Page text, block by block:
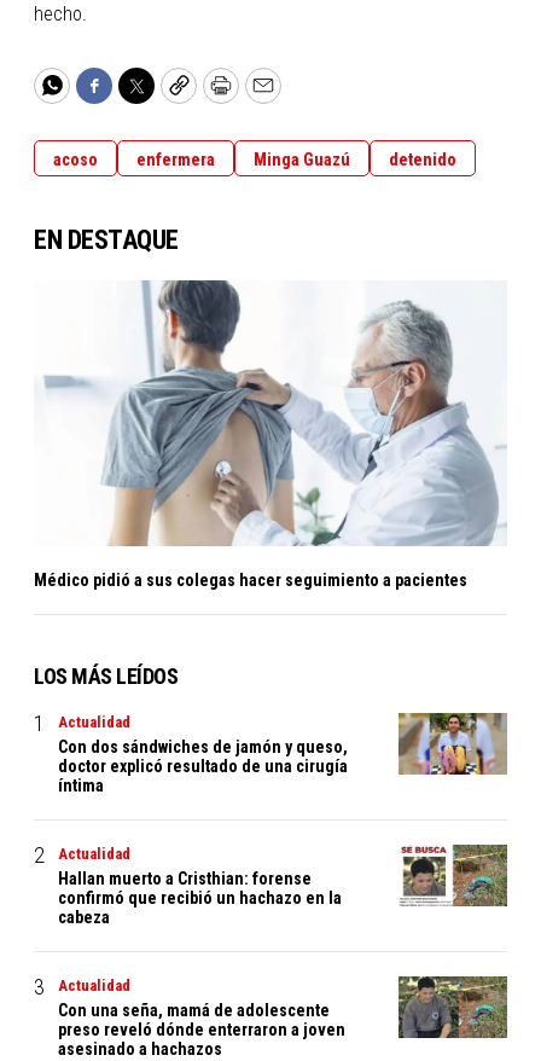
hecho.
WhatsApp
Facebook
TwitterCopyPrintEmail
acoso enfermera Minga Guazú detenido
EN DESTAQUE
Médico pidió a sus colegas hacer seguimiento a pacientes
LOS MÁS LEÍDOS
Actualidad
Con dos sándwiches de jamón y queso,
doctor explicó resultado de una cirugía
íntima
Actualidad
Hallan muerto a Cristhian: forense
confirmó que recibió un hachazo en la
cabeza
Actualidad
Con una seña, mamá de adolescente
preso reveló dónde enterraron a joven
asesinado a hachazos